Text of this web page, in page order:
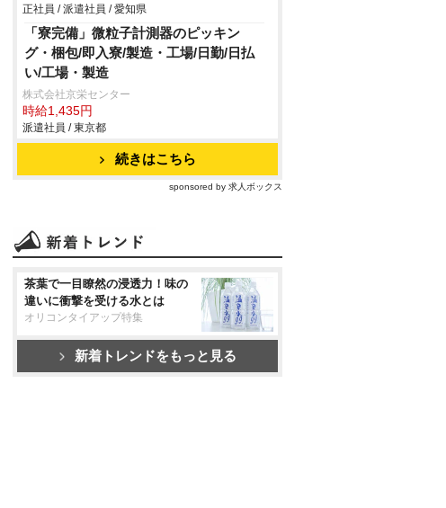
正社員 / 派遣社員 / 愛知県
「寮完備」微粒子計測器のピッキン
グ・梱包/即入寮/製造・工場/日勤/日払
い/工場・製造
株式会社京栄センター
時給1,435円
派遣社員 / 東京都
続きはこちら
sponsored by 求人ボックス
茶葉で一目瞭然の浸透力！味の
違いに衝撃を受ける水とは
オリコンタイアップ特集
新着トレンドをもっと見る